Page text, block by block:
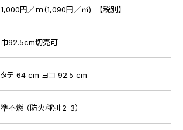
1,000円／ｍ(1,090円／㎡) 【税別】
巾92.5cm切売可
タテ 64 cm ヨコ 92.5 cm
準不燃 （防火種別:2-3）